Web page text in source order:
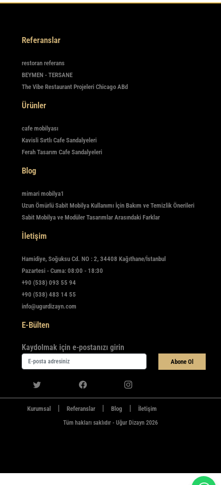
Referanslar
restoran referans
BEYMEN - TERSANE
The Vibe Restaurant Projeleri Chicago ABd
Ürünler
cafe mobilyası
Kavisli Sırtlı Cafe Sandalyeleri
Ferah Tasarım Cafe Sandalyeleri
Blog
mimari mobilya1
Uzun Ömürlü Sabit Mobilya Kullanımı İçin Bakım ve Temizlik Önerileri
Sabit Mobilya ve Modüler Tasarımlar Arasındaki Farklar
İletişim
Hamidiye, Soğuksu Cd. NO : 2, 34408 Kağıthane/İstanbul
Pazartesi - Cuma: 08:00 - 18:30
+90 (538) 093 55 94
+90 (538) 483 14 55
info@ugurdizayn.com
E-Bülten
Kaydolmak için e-postanızı girin
Abone Ol
Kurumsal | Referanslar | Blog | İletişim
Tüm hakları saklıdır - Uğur Dizayn 2026